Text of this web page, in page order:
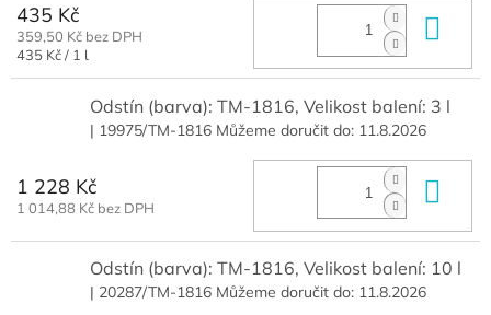
435 Kč
359,50 Kč bez DPH
Měrná
cena:
435 Kč / 1 l
Odstín (barva): TM-1816, Velikost balení: 3 l
| 19975/TM-1816 Můžeme doručit do: 11.8.2026
1 228 Kč
1 014,88 Kč bez DPH
Odstín (barva): TM-1816, Velikost balení: 10 l
| 20287/TM-1816 Můžeme doručit do: 11.8.2026